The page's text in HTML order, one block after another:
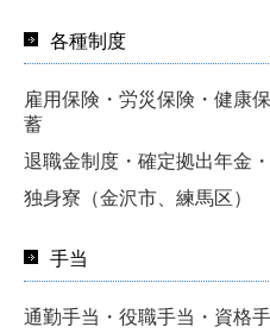
各種制度
雇用保険・労災保険・健康
蓄
退職金制度・確定拠出年金
独身寮（金沢市、練馬区）
手当
通勤手当・役職手当・資格